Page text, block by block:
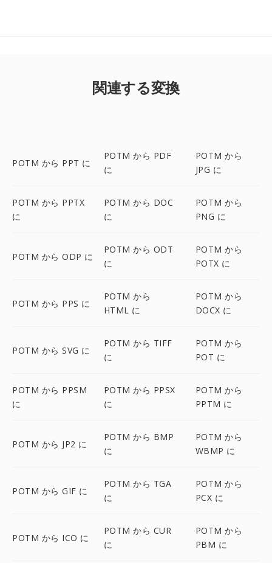
関連する変換
POTM から PPT に
POTM から PDF
に
POTM から
JPG に
POTM から PPTX
に
POTM から DOC
に
POTM から
PNG に
POTM から ODP に
POTM から ODT
に
POTM から
POTX に
POTM から PPS に
POTM から
HTML に
POTM から
DOCX に
POTM から SVG に
POTM から TIFF
に
POTM から
POT に
POTM から PPSM
に
POTM から PPSX
に
POTM から
PPTM に
POTM から JP2 に
POTM から BMP
に
POTM から
WBMP に
POTM から GIF に
POTM から TGA
に
POTM から
PCX に
POTM から ICO に
POTM から CUR
に
POTM から
PBM に